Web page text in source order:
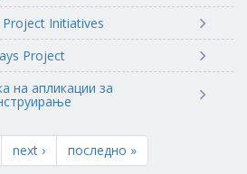
Initiatives
Project
на апликации за
next › последно »